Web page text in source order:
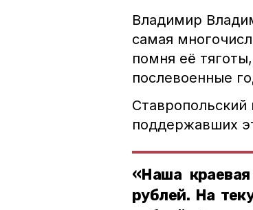
Владимир
самая
помня её
послевоенные
поддержавших
«Наша
рублей. На